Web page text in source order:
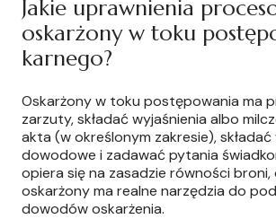
Jakie uprawnienia
oskarżony w toku
karnego?
Oskarżony w toku postępowania ma
zarzuty, składać wyjaśnienia albo
akta (w określonym zakresie), składać
dowodowe i zadawać pytania
opiera się na zasadzie równości
oskarżony ma realne narzędzia do
dowodów oskarżenia.